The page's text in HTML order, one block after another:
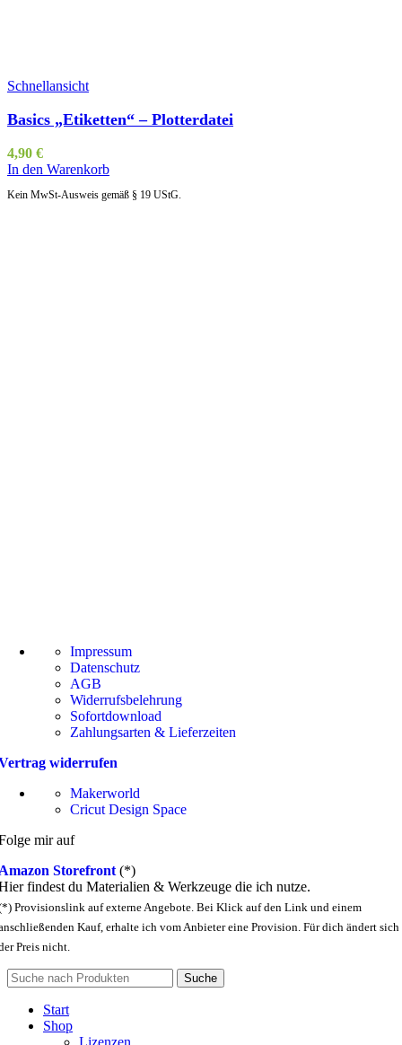
Schnellansicht
Basics „Etiketten“ – Plotterdatei
4,90 €
In den Warenkorb
Kein MwSt-Ausweis gemäß § 19 UStG.
Impressum
Datenschutz
AGB
Widerrufsbelehrung
Sofortdownload
Zahlungsarten & Lieferzeiten
widerrufen
Makerworld
Cricut Design Space
mir auf
Storefront (*)
findest du Materialien & Werkzeuge die ich nutze.
Provisionslink auf externe Angebote. Bei Klick auf den Link und einem
Kauf, erhalte ich vom Anbieter eine Provision. Für dich ändert sich
Preis nicht.
Suche
Start
Shop